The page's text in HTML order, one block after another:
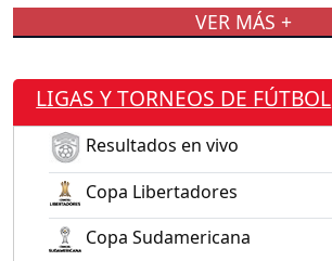
VER MÁS +
LIGAS Y TORNEOS DE FÚTBOL
Resultados en vivo
Copa Libertadores
Copa Sudamericana